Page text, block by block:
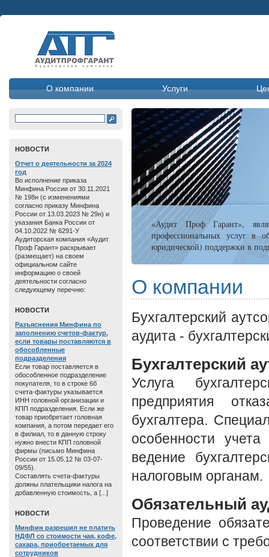
О компании Услуги
«Аудит Проф Гарант»,
профессиональных услуг в
юридической) поддержки в
О компании
Бухгалтерский
аудита -
Бухгалтерский
Услуга
предприятия
бухгалтера.
особенности
ведение
налоговым органам.
Обязательный
Проведение
соответствии с
HОВОСТИ
Отчет о дeятельнoсти зa 2024
год
Во исполнение приказа
Минфина России от 30.11.2021
№ 198н (с изменениями
согласно приказу Минфина
России от 13.03.2023 № 29н) и
указания Банка России от
04.10.2022 № 6291-У
Аудиторская компания «Аудит
Проф Гарант» раскрывает
(размещает) на своем
официальном сайте
информацию о своей
деятельности согласно
следующему перечню:
HОВОСТИ
Разъяснения Минфина по
заполнению счетов-фактур,
если товары поставляются в
обособленные
подразделения
Если товар поставляется в
обособленное подразделение
покупателя, то в строке 6б
счета-фактуры указывается
ИНН головной организации и
КПП подразделения. Если же
товар приобретает головная
компания, а потом передает его
в филиал, то в данную строку
нужно внести КПП головной
фирмы (письмо Минфина
России от 15.05.12 № 03-07-
09/55).
Составлять счета-фактуры
должны плательщики налога на
добавленную стоимость, а [...]
HОВОСТИ
Минфин разрешил не платить
НДФЛ со стоимости чая, кофе,
сахара, приобретаемых для
сотрудников